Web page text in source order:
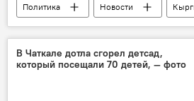
Политика Новости
Кадровые перестановки в Кыргызстане
Жылдыз Полотова
Скандал с командировками руководства
В Чаткале дотла сгорел детсад,
который посещали 70 детей, — фото